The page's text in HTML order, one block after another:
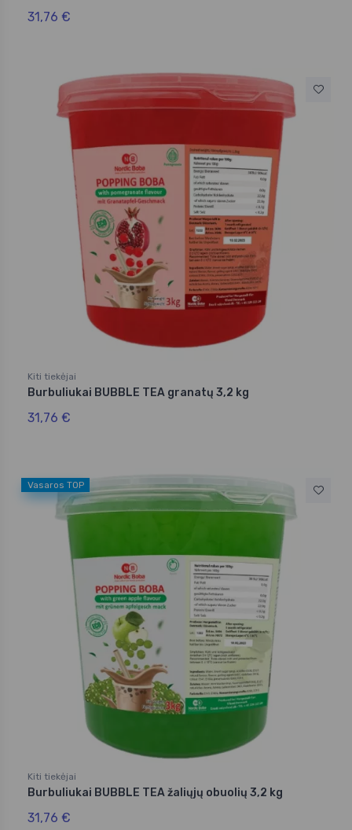
31,76 €
Kiti tiekėjai
Burbuliukai BUBBLE TEA granatų 3,2 kg
31,76 €
Vasaros TOP
Kiti tiekėjai
Burbuliukai BUBBLE TEA žaliųjų obuolių 3,2 kg
31,76 €